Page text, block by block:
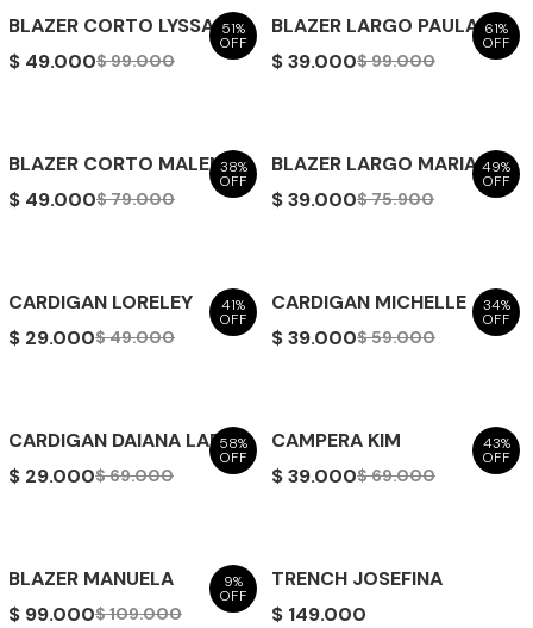
51%
OFF
BLAZER CORTO LYSSA
$ 49.000$ 99.000
61%
OFF
BLAZER LARGO PAULA
$ 39.000$ 99.000
38%
OFF
BLAZER CORTO MALENA
$ 49.000$ 79.000
49%
OFF
BLAZER LARGO MARIANA
$ 39.000$ 75.900
41%
OFF
CARDIGAN LORELEY
$ 29.000$ 49.000
34%
OFF
CARDIGAN MICHELLE
$ 39.000$ 59.000
58%
OFF
CARDIGAN DAIANA LARGO
$ 29.000$ 69.000
43%
OFF
CAMPERA KIM
$ 39.000$ 69.000
9%
OFF
BLAZER MANUELA
$ 99.000$ 109.000
TRENCH JOSEFINA
$ 149.000